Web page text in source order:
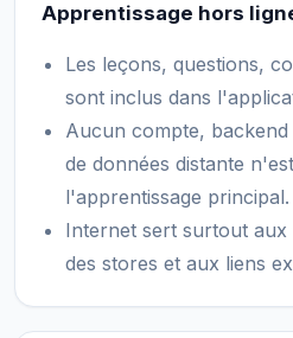
Apprentissage hors
Les leçons, questions,
sont inclus dans
Aucun compte,
de données distante
l'apprentissage principal.
Internet sert surtout aux
des stores et aux liens